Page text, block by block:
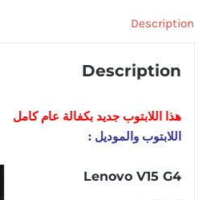
Description
Description
هذا اللابتوب جديد بكفالة عام كامل
اللابتوب والموديل :
Lenovo V15 G4